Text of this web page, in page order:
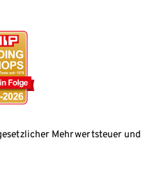
Mehrwertsteuer und